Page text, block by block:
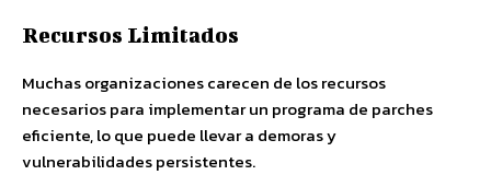
Recursos Limitados
Muchas organizaciones carecen de los recursos
necesarios para implementar un programa de parches
eficiente, lo que puede llevar a demoras y
vulnerabilidades persistentes.